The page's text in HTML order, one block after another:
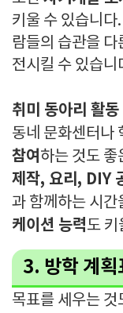
키울 수 있습니
람들의 습관을
전시킬 수 있습니
취미 동아리 활동
동네 문화센터나
참여 하는 것도
제작, 요리, DIY
과 함께하는 시간
케이션 능력도 키
3. 방학 계획
목표를 세우는